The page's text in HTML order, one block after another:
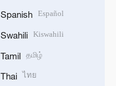
Spanish Español
Swahili Kiswahili
Tamil தமிழ்
Thai ไทย